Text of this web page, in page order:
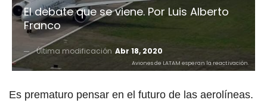
El debate que se viene. Por Luis Alberto
Franco
Última modificación Abr 18, 2020
Aviones de LATAM esperan la reactivación.
Es prematuro pensar en el futuro de las aerolíneas.